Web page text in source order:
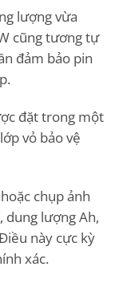
lượng vừa
cũng tương tự
đảm bảo pin
đặt trong một
vỏ bảo vệ
chụp ảnh
dung lượng Ah,
này cực kỳ
xác.